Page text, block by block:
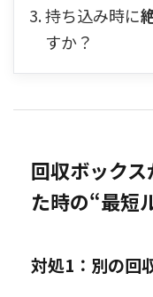
持ち込み時に
すか？
回収ボック
た時の“最短
対処1：別の回